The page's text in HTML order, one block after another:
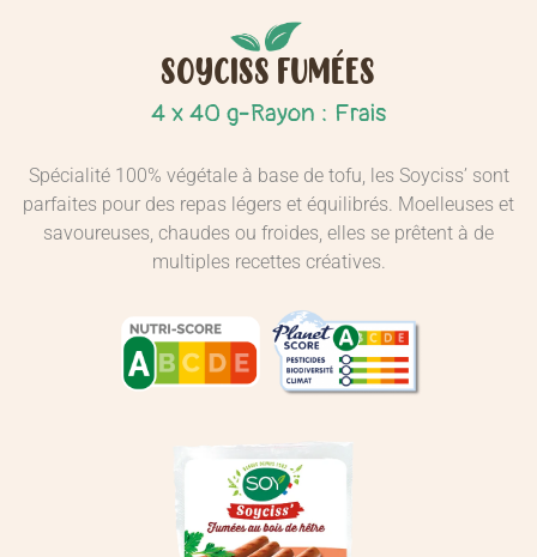
SOYCISS FUMÉES
4 x 40 g-Rayon : Frais
Spécialité 100% végétale à base de tofu, les Soyciss’ sont
parfaites pour des repas légers et équilibrés. Moelleuses et
savoureuses, chaudes ou froides, elles se prêtent à de
multiples recettes créatives.